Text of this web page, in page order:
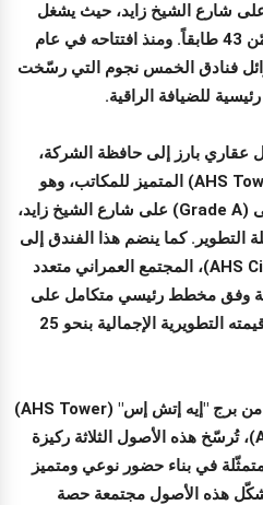
على شارع الشيخ زايد، حيث يشغل
برجاً مميزاً بارتفاع 200 متر يتضمّن 43 طابقاً. ومنذ افتتاحه في عام
أوائل فنادق الخمس نجوم التي رسّخت
للضيافة الراقية.
عقاري بارز إلى حافظة الشركة،
ينضم إلى برج "إيه إتش إس" (AHS Tower) المتميز للمكاتب، وهو
المشروع التجاري من الفئة الأولى (Grade A) على شارع الشيخ زايد،
التطوير. كما ينضم هذا الفندق إلى
مشروع "إيه إتش إس سيتي" (AHS City)، المجتمع العمراني متعدد
وفق مخطط رئيسي متكامل على
هذا الشارع الحيوي، والذي تُقدَّر قيمته التطويرية الإجمالية بنحو 25
وبانضمام فندق شانغريلا إلى كلّ من برج "إيه إتش إس" (AHS Tower)
و"إيه إتش إس سيتي" (AHS City)، تُرسّخ هذه الأصول الثلاثة ركيزة
في بناء حضور نوعي ومتميز
هذه الأصول مجتمعة حصة